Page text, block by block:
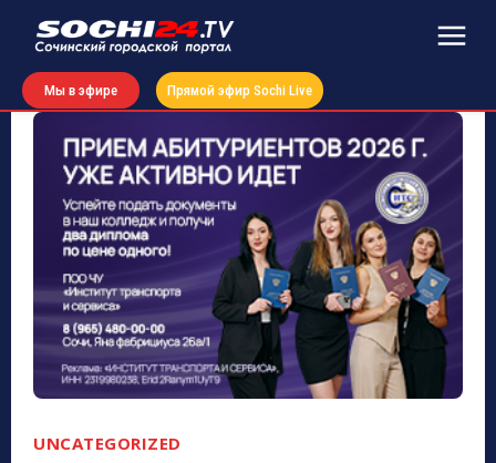
Мы в эфире Прямой эфир Sochi Live
UNCATEGORIZED